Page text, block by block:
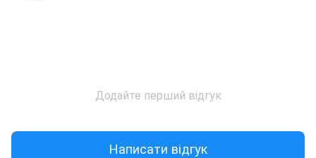
Додайте перший відгук
Написати відгук